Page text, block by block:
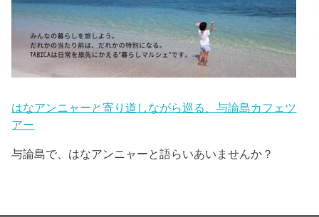
はなアンニャーと寄り道しながら巡る、与論島カフェツ
アー
与論島で、はなアンニャーと語らいあいませんか？